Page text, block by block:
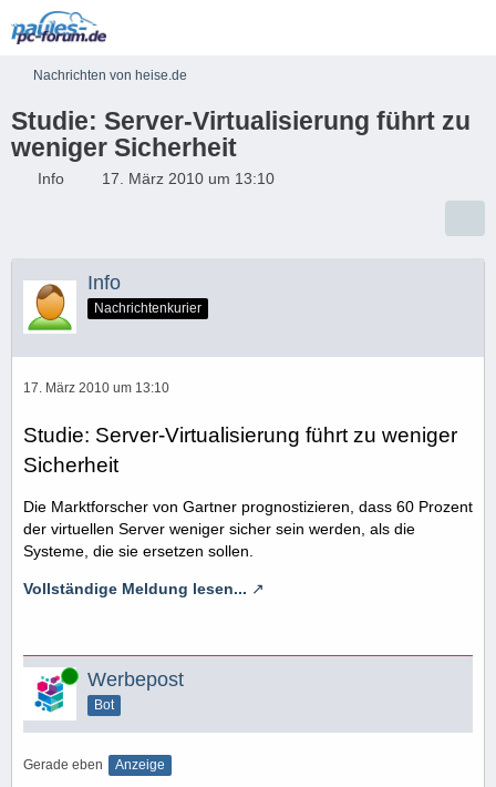
Nachrichten von heise.de
Studie: Server-Virtualisierung führt zu
weniger Sicherheit
Info 17. März 2010 um 13:10
Info
Nachrichtenkurier
17. März 2010 um 13:10
Studie: Server-Virtualisierung führt zu weniger
Sicherheit
Die Marktforscher von Gartner prognostizieren, dass 60 Prozent
der virtuellen Server weniger sicher sein werden, als die
Systeme, die sie ersetzen sollen.
Vollständige Meldung lesen...
Online Werbepost
Bot
Gerade eben Anzeige